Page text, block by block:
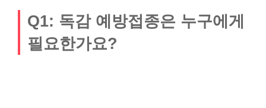
Q1: 독감 예방접종은 누구에게
필요한가요?